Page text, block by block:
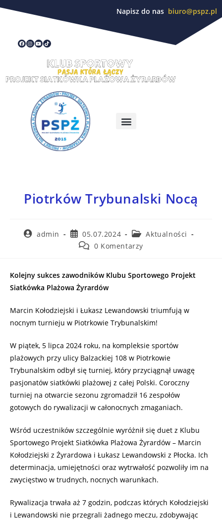
Napisz do nas biuro@pspz.pl
Piotrków Trybunalski Nocą
admin 05.07.2024
Aktualności
0 Komentarzy
Kolejny sukces zawodników Klubu Sportowego Projekt
Siatkówka Plażowa Żyrardów
Marcin Kołodziejski i Łukasz Lewandowski triumfują w
nocnym turnieju w Piotrkowie Trybunalskim!
W piątek, 5 lipca 2024 roku, na kompleksie sportów
plażowych przy ulicy Balzackiej 108 w Piotrkowie
Trybunalskim odbył się turniej, który przyciągnął uwagę
pasjonatów siatkówki plażowej z całej Polski. Coroczny
turniej na otwarcie sezonu zgromadził 16 zespołów
gotowych do rywalizacji w całonocnych zmaganiach.
Wśród uczestników szczególnie wyróżnił się duet z Klubu
Sportowego Projekt Siatkówka Plażowa Żyrardów – Marcin
Kołodziejski z Żyrardowa i Łukasz Lewandowski z Płocka. Ich
determinacja, umiejętności oraz wytrwałość pozwoliły im na
zwycięstwo w trudnych, nocnych warunkach.
Rywalizacja trwała aż 7 godzin, podczas których Kołodziejski
i Lewandowski nie przegrali żadnego meczu, zdobywając